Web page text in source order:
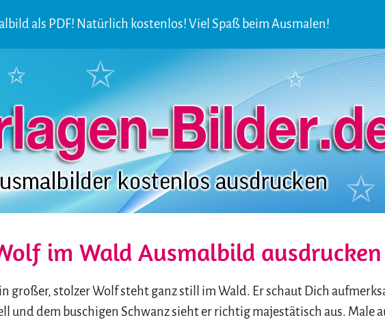
als PDF! Natürlich kostenlos! Viel Spaß beim Ausmalen!
im Wald Ausmalbild ausdrucken
großer, stolzer Wolf steht ganz still im Wald. Er schaut Dich
und dem buschigen Schwanz sieht er richtig majestätisch aus. Male